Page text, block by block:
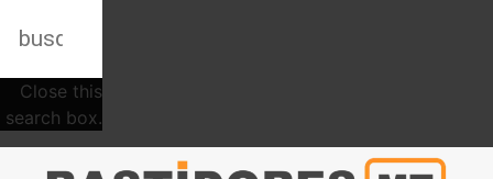
Close this
search box.